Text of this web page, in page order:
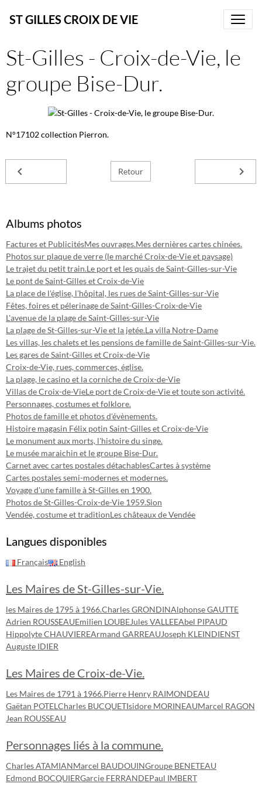
ST GILLES CROIX DE VIE
St-Gilles - Croix-de-Vie, le
groupe Bise-Dur.
N°17102 collection Pierron.
Retour
Albums photos
Factures et PublicitésMes ouvrages.Mes dernières cartes chinées.
Photos sur plaque de verre (le marché Croix-de-Vie et paysage)
Le trajet du petit train.Le port et les quais de Saint-Gilles-sur-Vie
Le pont de Saint-Gilles et Croix-de-Vie
La place de l'église, l'hôpital, les rues de Saint-Gilles-sur-Vie
Fêtes, foires et pélerinage de Saint-Gilles-Croix-de-Vie
L'avenue de la plage de Saint-Gilles-sur-Vie
La plage de St-Gilles-sur-Vie et la jetée.La villa Notre-Dame
Les villas, les chalets et les pensions de famille de Saint-Gilles-sur-Vie.
Les gares de Saint-Gilles et Croix-de-Vie
Croix-de-Vie, rues, commerces, église.
La plage, le casino et la corniche de Croix-de-Vie
Villas de Croix-de-VieLe port de Croix-de-Vie et toute son activité.
Personnages, costumes et folklore.
Photos de famille et photos d'évènements.
Histoire magasin Félix potin Saint-Gilles et Croix-de-Vie
Le monument aux morts, l'histoire du singe.
Le musée maraichin et le groupe Bise-Dur.
Carnet avec cartes postales détachablesCartes à système
Cartes postales semi-modernes et modernes.
Voyage d'une famille à St-Gilles en 1900.
Photos de St-Gilles-Croix-de-Vie 1959.Sion
Vendée, costume et traditionLes châteaux de Vendée
Langues disponibles
Français English
Les Maires de St-Gilles-sur-Vie.
les Maires de 1795 à 1966.Charles GRONDINAlphonse GAUTTE
Adrien ROUSSEAUEmilien LOUBEJules VALLEEAbel PIPAUD
Hippolyte CHAUVIEREArmand GARREAUJoseph KLEINDIENST
Auguste IDIER
Les Maires de Croix-de-Vie.
Les Maires de 1791 à 1966.Pierre Henry RAIMONDEAU
Gaëtan POTEL Charles BUCQUETIsidore MORINEAUMarcel RAGON
Jean ROUSSEAU
Personnages liés à la commune.
Charles ATAMIANMarcel BAUDOUINGroupe BENETEAU
Edmond BOCQUIERGarcie FERRANDEPaul IMBERT